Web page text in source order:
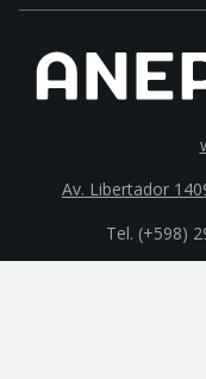
Av. Libertador
Tel. (+598)